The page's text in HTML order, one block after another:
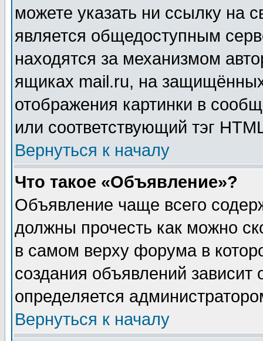
можете указать ни ссылку на
является общедоступным
находятся за механизмом
ящиках mail.ru, на
отображения картинки в
или соответствующий тэг
Вернуться к началу
Что такое «Объявление»?
Объявление чаще всего
должны прочесть как можно
в самом верху форума в
создания объявлений зависит
определяется
Вернуться к началу